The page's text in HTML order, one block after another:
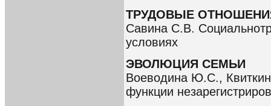
ТРУДОВЫЕ
Савина С.В.
условиях
ЭВОЛЮЦИЯ СЕМЬИ
Воеводина Ю.С.,
функции